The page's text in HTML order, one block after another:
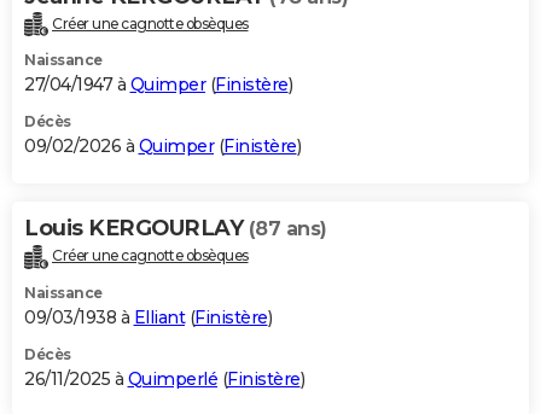
Créer une cagnotte obsèques
Naissance
27/04/1947 à Quimper(Finistère)
Décès
09/02/2026 à Quimper(Finistère)
Louis KERGOURLAY (87 ans)
Créer une cagnotte obsèques
Naissance
09/03/1938 à Elliant(Finistère)
Décès
26/11/2025 à Quimperlé (Finistère)